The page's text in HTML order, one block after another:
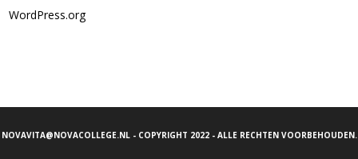
WordPress.org
NOVAVITA@NOVACOLLEGE.NL- COPYRIGHT 2022 - ALLE RECHTEN VOORBEHOUDEN.